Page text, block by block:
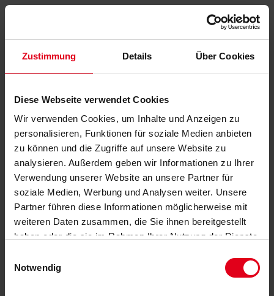
Zustimmung Details Über Cookies
Diese Webseite verwendet Cookies
Wir verwenden Cookies, um Inhalte und Anzeigen zu
personalisieren, Funktionen für soziale Medien anbieten
zu können und die Zugriffe auf unsere Website zu
analysieren. Außerdem geben wir Informationen zu Ihrer
Verwendung unserer Website an unsere Partner für
soziale Medien, Werbung und Analysen weiter. Unsere
Partner führen diese Informationen möglicherweise mit
weiteren Daten zusammen, die Sie ihnen bereitgestellt
haben oder die sie im Rahmen Ihrer Nutzung der Dienste
Notwendig